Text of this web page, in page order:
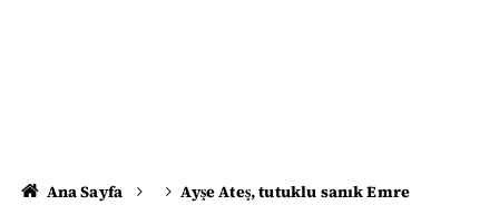
Ana Sayfa
Ayşe Ateş, tutuklu sanık Emre